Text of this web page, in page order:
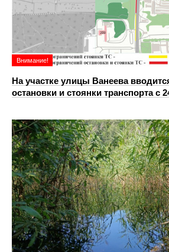
Внимание!
На участке улицы Ванеева
остановки и стоянки транспорта с